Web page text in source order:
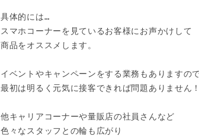
具体的には…
スマホコーナーを見ているお客様にお声かけして
商品をオススメします。
イベントやキャンペーンをする業務もありますの
最初は明るく元気に接客できれば問題ありません！
他キャリアコーナーや量販店の社員さんなど
色々なスタッフとの輪も広がり